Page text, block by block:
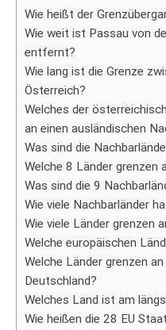
Wie heißt der
Wie weit ist Passau von
entfernt?
Wie lang ist die Grenze
Österreich?
Welches der
an einen ausländischen
Was sind die
Welche 8 Länder grenzen
Was sind die 9
Wie viele Nachbarländer
Wie viele Länder grenzen
Welche europäischen
Welche Länder grenzen
Deutschland?
Welches Land ist am
Wie heißen die 28 EU